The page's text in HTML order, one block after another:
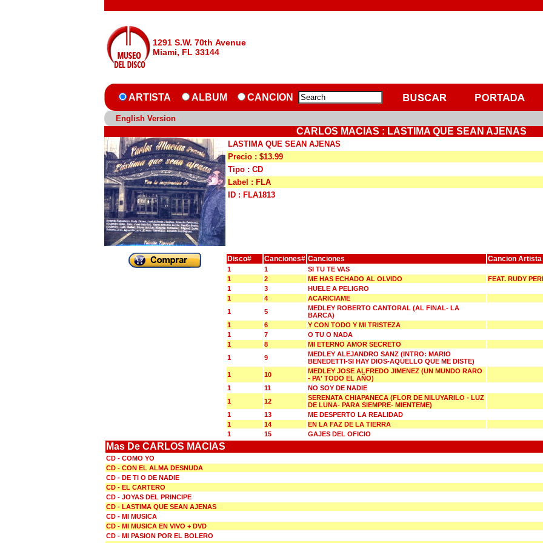
1291 S.W. 70th Avenue
Miami, FL 33144
ARTISTA ALBUM CANCION
English Version
CARLOS MACIAS : LASTIMA QUE SEAN AJENAS
LASTIMA QUE SEAN AJENAS
Precio : $13.99
Tipo : CD
Label : FLA
ID : FLA1813
Disco# Canciones# Canciones Cancion Artista
1 1
SI TU TE VAS
1
2 ME HAS ECHADO AL OLVIDO
FEAT. RUDY
1
3
HUELE A PELIGRO
1
4
ACARICIAME
1
5
MEDLEY ROBERTO CANTORAL (AL FINAL- LA
BARCA)
1
6
Y CON TODO Y MI TRISTEZA
1
7
O TU O NADA
1
8
MI ETERNO AMOR SECRETO
1
9
MEDLEY ALEJANDRO SANZ (INTRO: MARIO
BENEDETTI-SI HAY DIOS-AQUELLO QUE ME DISTE)
1
10
MEDLEY JOSE ALFREDO JIMENEZ (UN MUNDO RARO
- PA' TODO EL AÑO)
1
11
NO SOY DE NADIE
1
12
SERENATA CHIAPANECA (FLOR DE NILUYARILO - LUZ
DE LUNA- PARA SIEMPRE- MIENTEME)
1
13
ME DESPERTO LA REALIDAD
1
14
EN LA FAZ DE LA TIERRA
1
15 GAJES DEL OFICIO
Mas De CARLOS MACIAS
CD - COMO YO
CD - CON EL ALMA DESNUDA
CD - DE TI O DE NADIE
CD - EL CARTERO
CD - JOYAS DEL PRINCIPE
CD - LASTIMA QUE SEAN AJENAS
CD - MI MUSICA
CD - MI MUSICA EN VIVO + DVD
CD - MI PASION POR EL BOLERO